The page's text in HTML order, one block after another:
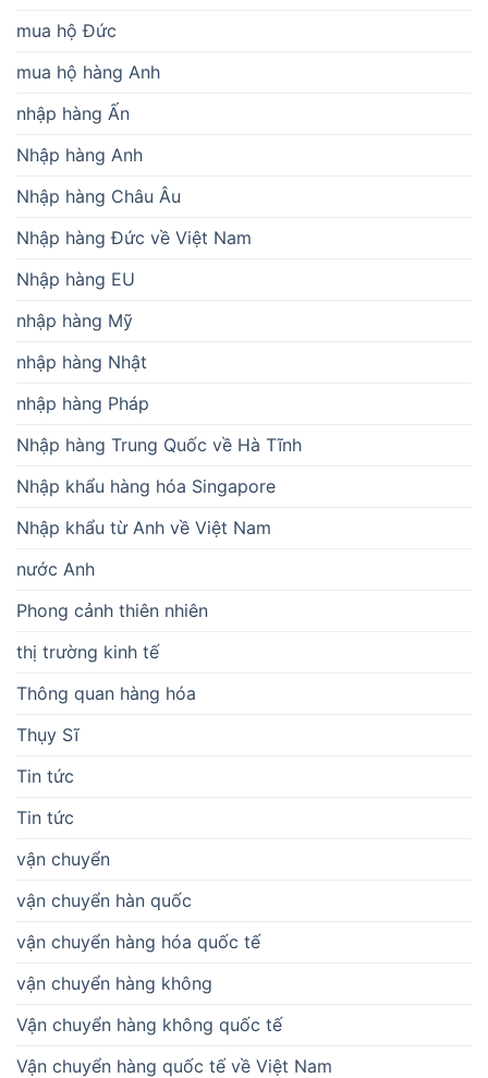
mua hộ Đức
mua hộ hàng Anh
nhập hàng Ấn
Nhập hàng Anh
Nhập hàng Châu Âu
Nhập hàng Đức về Việt Nam
Nhập hàng EU
nhập hàng Mỹ
nhập hàng Nhật
nhập hàng Pháp
Nhập hàng Trung Quốc về Hà Tĩnh
Nhập khẩu hàng hóa Singapore
Nhập khẩu từ Anh về Việt Nam
nước Anh
Phong cảnh thiên nhiên
thị trường kinh tế
Thông quan hàng hóa
Thụy Sĩ
Tin tức
Tin tức
vận chuyển
vận chuyển hàn quốc
vận chuyển hàng hóa quốc tế
vận chuyển hàng không
Vận chuyển hàng không quốc tế
Vận chuyển hàng quốc tế về Việt Nam